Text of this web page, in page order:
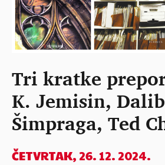
Tri kratke
K. Jemisin,
Šimpraga, Ted
ČETVRTAK, 26. 12. 2024.